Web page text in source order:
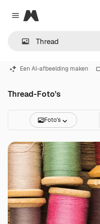
Close menu
Magnific
Een AI-afbeelding maken
Thread-Foto's
Foto's